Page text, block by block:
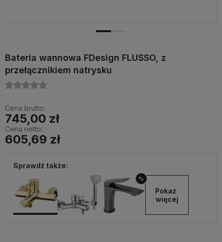
Bateria wannowa FDesign FLUSSO, z
przełącznikiem natrysku
Cena brutto:
745,00 zł
Cena netto:
605,69 zł
Sprawdź także:
%
Pokaż
więcej